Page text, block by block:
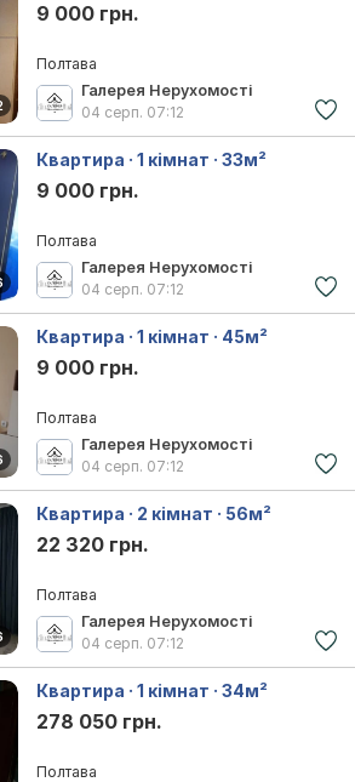
9 000 грн.
Полтава
Галерея Нерухомості
04 серп. 07:12
Квартира · 1 кімнат · 33м²
9 000 грн.
Полтава
Галерея Нерухомості
04 серп. 07:12
Квартира · 1 кімнат · 45м²
9 000 грн.
Полтава
Галерея Нерухомості
04 серп. 07:12
Квартира · 2 кімнат · 56м²
22 320 грн.
Полтава
Галерея Нерухомості
04 серп. 07:12
Квартира · 1 кімнат · 34м²
278 050 грн.
Полтава